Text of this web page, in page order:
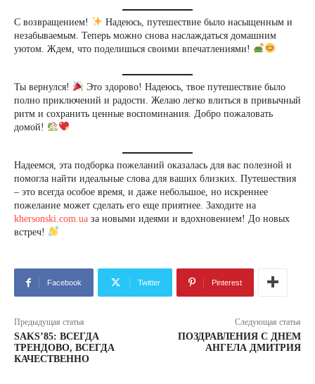
С возвращением!
Надеюсь, путешествие было насыщенным и
незабываемым. Теперь можно снова наслаждаться домашним
уютом. Ждем, что поделишься своими впечатлениями!
Ты вернулся!
Это здорово! Надеюсь, твое путешествие было
полно приключений и радости. Желаю легко влиться в привычный
ритм и сохранить ценные воспоминания. Добро пожаловать
домой!
Надеемся, эта подборка пожеланий оказалась для вас полезной и
помогла найти идеальные слова для ваших близких. Путешествия
– это всегда особое время, и даже небольшое, но искреннее
пожелание может сделать его еще приятнее. Заходите на
khersonski.com.ua за новыми идеями и вдохновением! До новых
встреч!
Facebook Twitter Pinterest
Предыдущая статья
SAKS’85: ВСЕГДА
ТРЕНДОВО, ВСЕГДА
КАЧЕСТВЕННО
Следующая статья
ПОЗДРАВЛЕНИЯ С ДНЕМ
АНГЕЛА ДМИТРИЯ